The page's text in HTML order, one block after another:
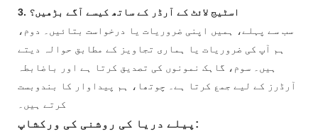
3. اسٹیج لائٹ کے آرڈر کے ساتھ کیسے آگے بڑھیں؟
سب سے پہلے، ہمیں اپنی ضروریات یا درخواست بتائیں۔ دوم،
ہم آپ کی ضروریات یا ہماری تجاویز کے مطابق حوالہ دیتے
ہیں۔ سوم، گاہک نمونوں کی تصدیق کرتا ہے اور باضابطہ
آرڈرز کے لیے جمع کرتا ہے۔ چوتھا، ہم پیداوار کا بندوبست
کرتے ہیں۔
پیلے دریا کی روشنی کی ورکشاپ: